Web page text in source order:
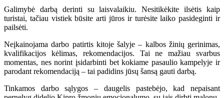
Galimybė darbą derinti su laisvalaikiu. Nesitikėkite ilsėtis kaip
turistai, tačiau vistiek būsite arti jūros ir turėsite laiko pasideginti ir
pailsėti.
Neįkainojama darbo patirtis kitoje šalyje – kalbos žinių gerinimas,
kvalifikacijos kėlimas, rekomendacijos. Tai ne mažiau svarbus
momentas, nes norint įsidarbinti bet kokiame pasaulio kampelyje ir
parodant rekomendaciją – tai padidins jūsų šansą gauti darbą.
Tinkamos darbo sąlygos – daugelis pastebėjo, kad nepaisant